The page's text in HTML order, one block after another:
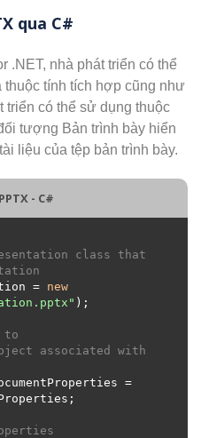
qua C#
.NET, nhà phát triển có thể
thuộc tính tích hợp cũng như
triển có thể sử dụng thuộc
tượng Bản trình bày hiển
liệu của tệp bản trình bày.
- C#
class that
= new
to
associated with
=